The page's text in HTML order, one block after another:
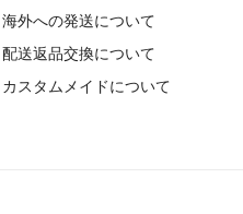
海外への発送について
配送返品交換について
カスタムメイドについて